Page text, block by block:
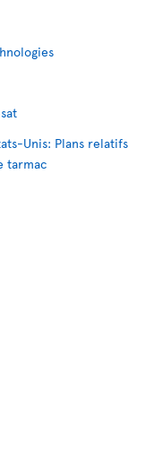
Unis: Plans relatifs
tarmac